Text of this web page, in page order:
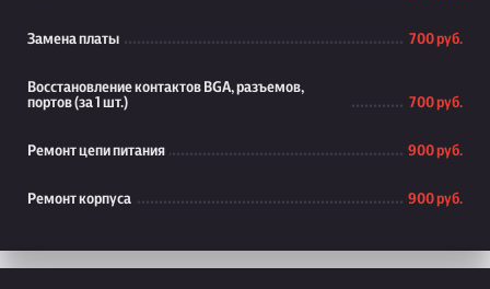
Замена платы 700 руб.
Восстановление контактов BGA, разъемов,
портов (за 1 шт.)
700 руб.
Ремонт цепи питания 900 руб.
Ремонт корпуса 900 руб.